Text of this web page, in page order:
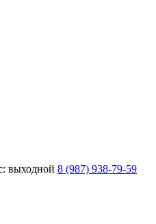
выходной 8 (987) 938-79-59